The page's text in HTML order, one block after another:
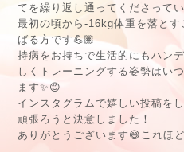
てを繰り返し通ってくださってい
最初の頃から-16kg体重を落と
ばる方です💪🏽
持病をお持ちで生活的にもハン
しくトレーニングする姿勢はい
ます✨😊
インスタグラムで嬉しい投稿を
頑張ろうと決意しました！
ありがとうございます😄これほ